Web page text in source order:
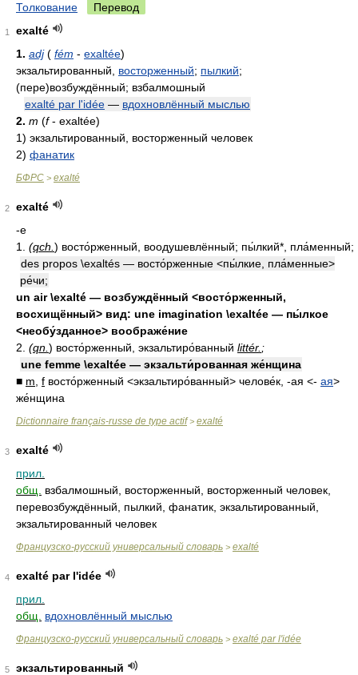
Толкование Перевод
1
exalté
1. adj( fém - exaltée)
экзальтированный, восторженный; пылкий;
(пере)возбуждённый; взбалмошный
exalté par l'idée — вдохновлённый мыслью
2. m (f- exaltée)
1) экзальтированный, восторженный человек
2) фанатик
БФРС > exalté
2
exalté
-e
1. (qch. ) восто́рженный, воодушевлённый; пы́лкий*, пла́менный;
des propos \exaltés — восто́рженные <пы́лкие, пла́менные>
ре́чи;
un air \exalté — возбуждённый <восто́рженный,
восхищённый> вид: une imagination \exaltée — пы́лкое
<необу́зданное> воображе́ние
2. (qn. ) восто́рженный, экзальтиро́ванный littér. ;
une femme \exaltée — экзальти́рованная же́нщина
■ m f восто́рженный <экзальтиро́ванный> челове́к, -ая <- ая>
же́нщина
Dictionnaire français-russe de type actif> exalté
3
exalté
прил.
общ.
взбалмошный, восторженный, восторженный человек,
перевозбуждённый, пылкий, фанатик, экзальтированный,
экзальтированный человек
Французско-русский универсальный словарь > exalté
4
exalté par l'idée
прил.
общ.
вдохновлённый мыслью
Французско-русский универсальный словарь > exalté par l'idée
5
экзальтированный